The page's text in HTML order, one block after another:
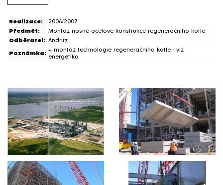
Realizace:
2006/2007
Předmět:
Montáž nosné ocelové konstrukce regeneračního kotle
Odběratel: Andritz
Poznámka: + montáž technologie regeneračního kotle - viz
energetika